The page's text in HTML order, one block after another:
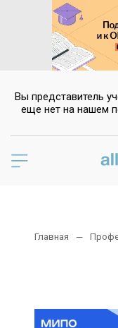
Вы представитель
еще нет на нашем
Главная